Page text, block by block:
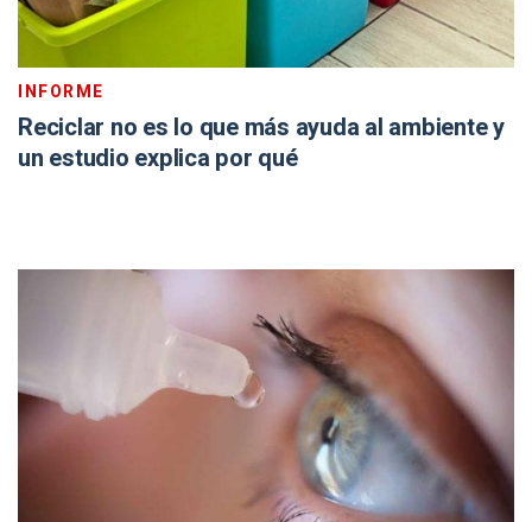
INFORME
Reciclar no es lo que más ayuda al ambiente y
un estudio explica por qué